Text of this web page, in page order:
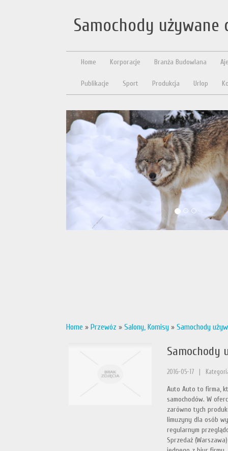
Samochody
Home Korporacje Branża Budowlana
Publikacje Sport Produkcja Urlop
Home » Przewóz » Salony, Komisy » Samochody
Samochody
2016-05-17
Auto Auto to firma,
samochodów. W
zarówno tych
limuzyny dla osób
regularnym
Sprzedaż